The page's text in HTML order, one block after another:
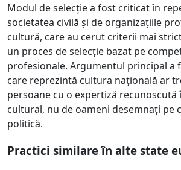
Modul de selecție a fost criticat în
societatea civilă și de organizațiile
cultură, care au cerut criterii mai
un proces de selecție bazat pe
profesionale. Argumentul principal a
care reprezintă cultura națională ar
persoane cu o expertiză recunoscută
cultural, nu de oameni desemnați pe
politică.
Practici similare în alte state